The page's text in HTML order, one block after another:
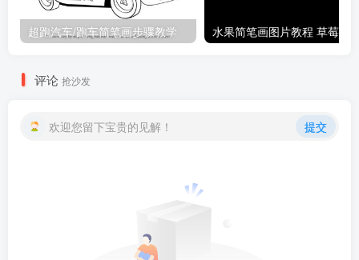
超跑汽车/跑车简笔画步骤教学
评论 抢沙发
欢迎您留下宝贵的见解！ 提交